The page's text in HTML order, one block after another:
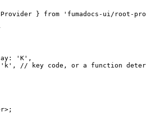
} from 'fumadocs-ui/root-
'K' ,
'k' , // key code, or a function
>;